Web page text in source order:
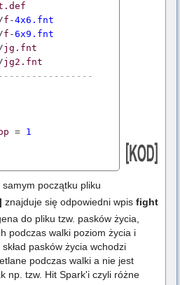
f -4x6.fnt
f -6x9.fnt
jg.fnt
jg2.fnt
= 1
samym początku pliku
znajduje się odpowiedni wpis fight
do pliku tzw. pasków życia,
podczas walki poziom życia i
pasków życia wchodzi
podczas walki a nie jest
np. tzw. Hit Spark'i czyli różne